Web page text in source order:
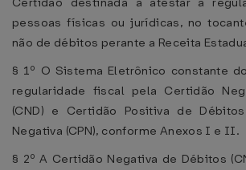
pessoas físicas ou jurídicas, no
não de débitos perante a Receita
§ 1º O Sistema Eletrônico constante
regularidade fiscal pela Certidão
(CND) e Certidão Positiva de
Negativa (CPN), conforme Anexos I e II.
§ 2º A Certidão Negativa de Débitos